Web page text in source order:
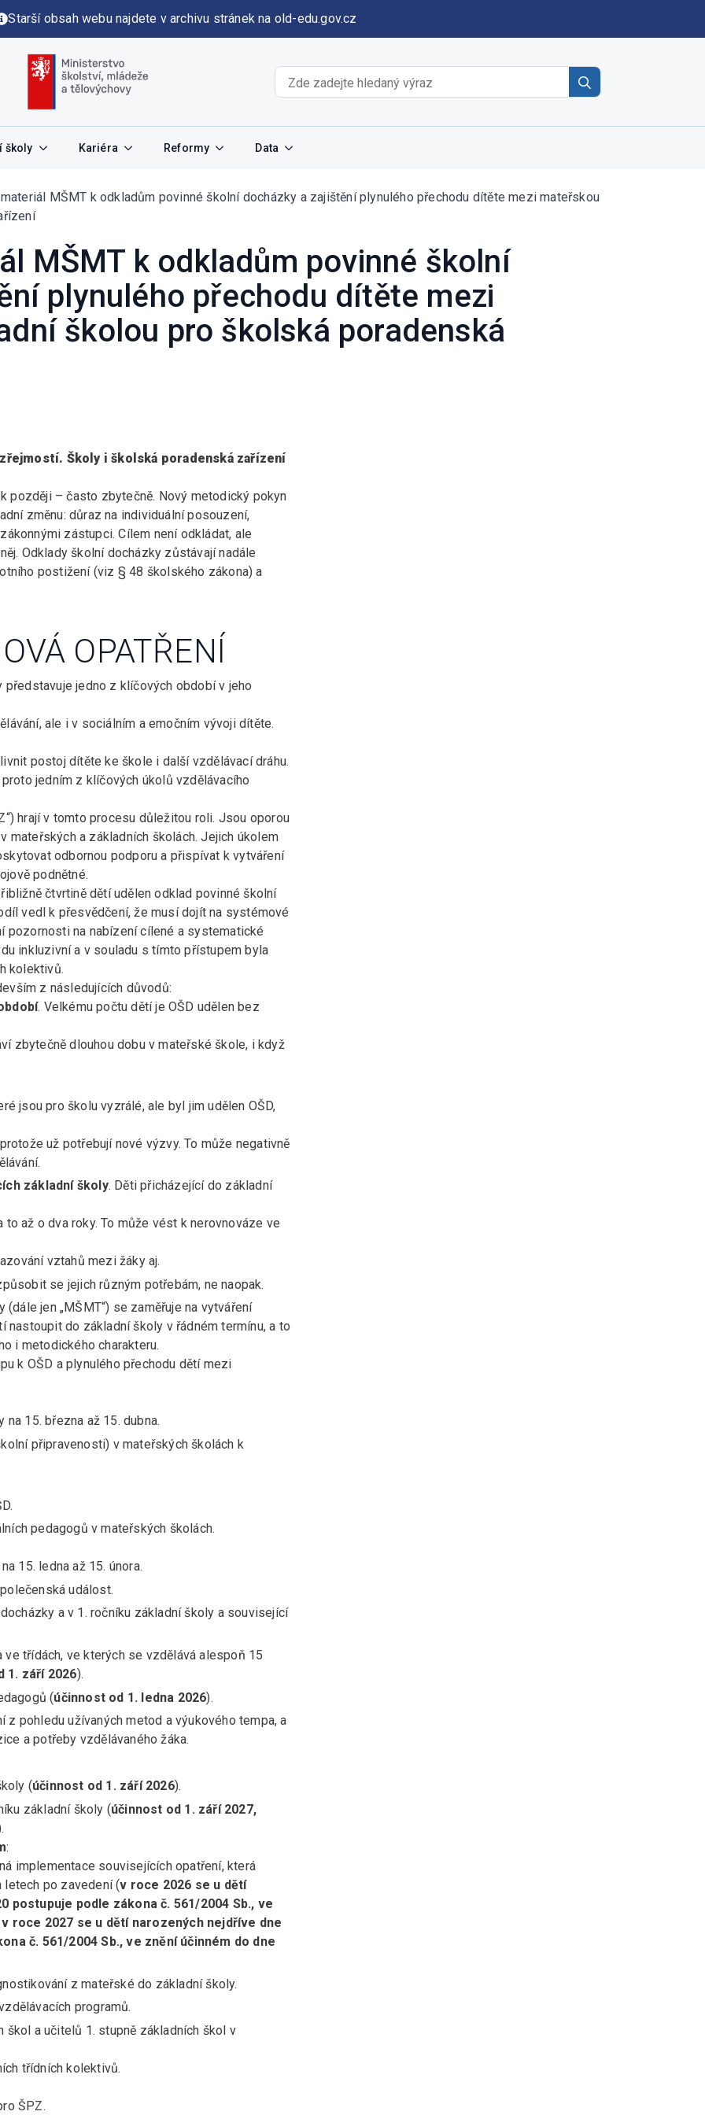
Starší obsah webu najdete v archivu stránek na old-edu.gov.cz
Search
for:
školy Kariéra Reformy Data
MŠMT k odkladům povinné školní docházky a zajištění plynulého přechodu dítěte mezi mateřskou
MŠMT k odkladům povinné školní
plynulého přechodu dítěte mezi
školou pro školská poradenská
Školy i školská poradenská zařízení
později – často zbytečně. Nový metodický pokyn
změnu: důraz na individuální posouzení,
zástupci. Cílem není odkládat, ale
Odklady školní docházky zůstávají nadále
postižení (viz § 48 školského zákona) a
OPATŘENÍ
jedno z klíčových období v jeho
ale i v sociálním a emočním vývoji dítěte.
postoj dítěte ke škole i další vzdělávací dráhu.
jedním z klíčových úkolů vzdělávacího
hrají v tomto procesu důležitou roli. Jsou oporou
mateřských a základních školách. Jejich úkolem
odbornou podporu a přispívat k vytváření
podnětné.
čtvrtině dětí udělen odklad povinné školní
vedl k přesvědčení, že musí dojít na systémové
pozornosti na nabízení cílené a systematické
inkluzivní a v souladu s tímto přístupem byla
kolektivů.
z následujících důvodů:
. Velkému počtu dětí je OŠD udělen bez
zbytečně dlouhou dobu v mateřské škole, i když
jsou pro školu vyzrálé, ale byl jim udělen OŠD,
už potřebují nové výzvy. To může negativně
základní školy. Děti přicházející do základní
až o dva roky. To může vést k nerovnováze ve
vztahů mezi žáky aj.
se jejich různým potřebám, ne naopak.
jen „MŠMT“) se zaměřuje na vytváření
nastoupit do základní školy v řádném termínu, a to
i metodického charakteru.
k OŠD a plynulého přechodu dětí mezi
15. března až 15. dubna.
připravenosti) v mateřských školách k
pedagogů v mateřských školách.
15. ledna až 15. února.
událost.
a v 1. ročníku základní školy a související
třídách, ve kterých se vzdělává alespoň 15
1. září 2026).
(účinnost od 1. ledna 2026).
pohledu užívaných metod a výukového tempa, a
a potřeby vzdělávaného žáka.
(účinnost od 1. září 2026).
základní školy (účinnost od 1. září 2027,
:
implementace souvisejících opatření, která
letech po zavedení (v roce 2026 se u dětí
postupuje podle zákona č. 561/2004 Sb., ve
roce 2027 se u dětí narozených nejdříve dne
č. 561/2004 Sb., ve znění účinném do dne
z mateřské do základní školy.
programů.
a učitelů 1. stupně základních škol v
třídních kolektivů.
ŠPZ.